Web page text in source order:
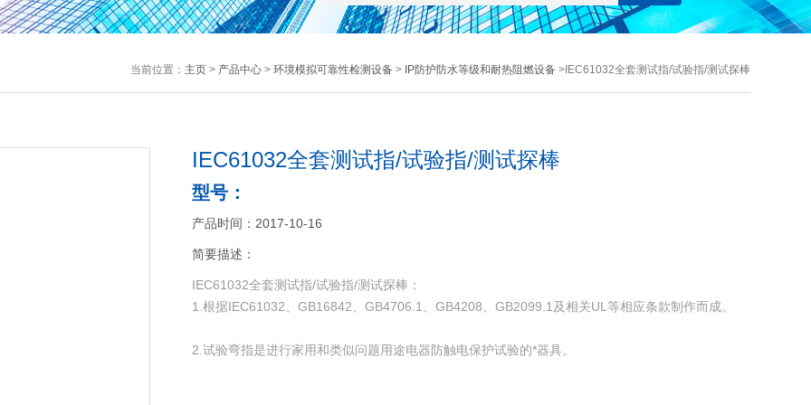
当前位置： 主页> 产品中心> 环境模拟可靠性检测设备> IP防护防水等级和耐热阻燃设备>IEC61032全套测试指/试验指/测试探棒
IEC61032全套测试指/试验指/测试探棒
型号：
产品时间：2017-10-16
简要描述：
IEC61032全套测试指/试验指/测试探棒：
1.根据IEC61032、GB16842、GB4706.1、GB4208、GB2099.1及相关UL等相应条款制作而成。
2.试验弯指是进行家用和类似问题用途电器防触电保护试验的*器具。